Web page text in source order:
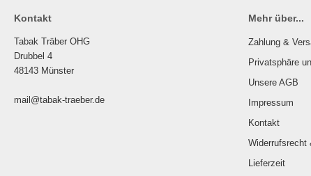
Kontakt
Tabak Träber OHG
Drubbel 4
48143 Münster
mail@tabak-traeber.de
Mehr über...
Zahlung &
Privatsphäre
Unsere AGB
Impressum
Kontakt
Widerrufsrecht
Lieferzeit